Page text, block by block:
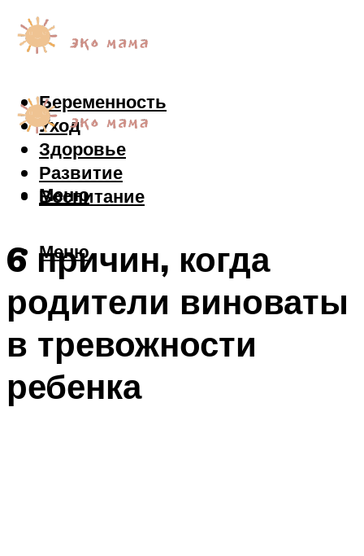
Беременность
Уход
Здоровье
Развитие
Воспитание
Меню
Меню
6 причин, когда
родители виноваты
в тревожности
ребенка